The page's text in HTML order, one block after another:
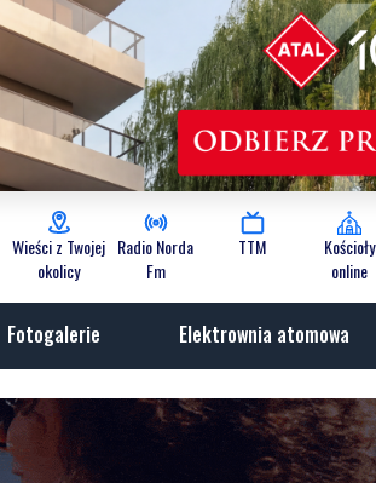
Wieści z Twojej
okolicy
Radio Norda
Fm
TTM
Kościoły
online
Fotogalerie Elektrownia atomowa